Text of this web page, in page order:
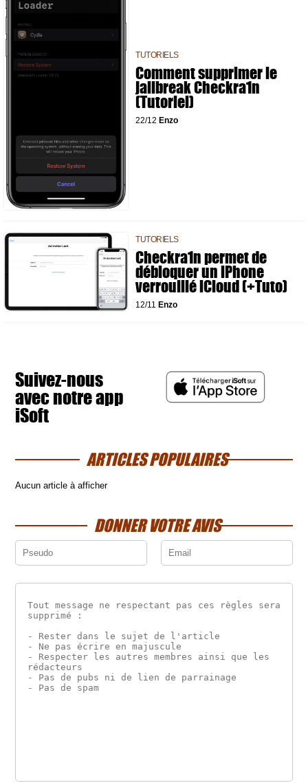
TUTORIELS
Comment supprimer le
jailbreak Checkra1n
(Tutoriel)
22/12 Enzo
TUTORIELS
Checkra1n permet de
débloquer un iPhone
verrouillé iCloud (+Tuto)
12/11 Enzo
Suivez-nous
avec notre app
iSoft
ARTICLES POPULAIRES
Aucun article à afficher
DONNER VOTRE AVIS